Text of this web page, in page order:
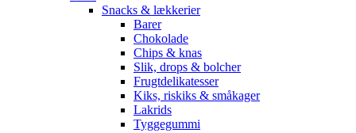
Snacks & lækkerier
Barer
Chokolade
Chips & knas
Slik, drops & bolcher
Frugtdelikatesser
Kiks, riskiks & småkager
Lakrids
Tyggegummi